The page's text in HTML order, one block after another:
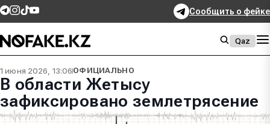
Сообщить о фейке
Qaz
1 июня 2026, 13:06ОФИЦИАЛЬНО
В области Жетысу
зафиксировано землетрясение